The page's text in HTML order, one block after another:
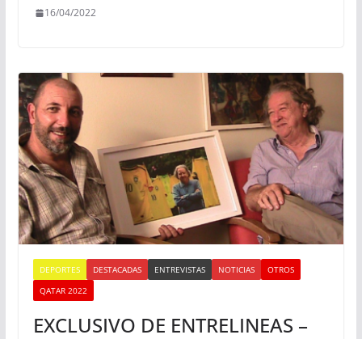
16/04/2022
DEPORTES DESTACADAS ENTREVISTAS NOTICIAS
OTROS
QATAR 2022
EXCLUSIVO DE ENTRELINEAS –